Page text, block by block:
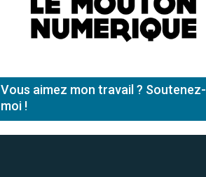
Vous aimez mon travail ? Soutenez-
moi !